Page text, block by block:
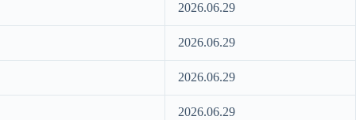
2026.06.29
2026.06.29
2026.06.29
2026.06.29